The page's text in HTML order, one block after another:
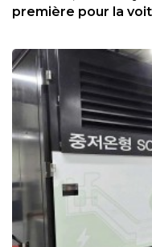
première pour la